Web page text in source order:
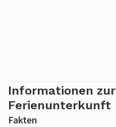
Informationen zur
Ferienunterkunft
Fakten